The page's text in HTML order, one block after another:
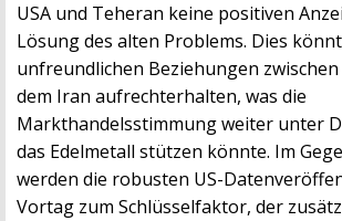
USA und Teheran keine positiven
Lösung des alten Problems. Dies
unfreundlichen Beziehungen zwischen
dem Iran aufrechterhalten, was die
Markthandelsstimmung weiter unter
das Edelmetall stützen könnte. Im
werden die robusten US-
Vortag zum Schlüsselfaktor, der